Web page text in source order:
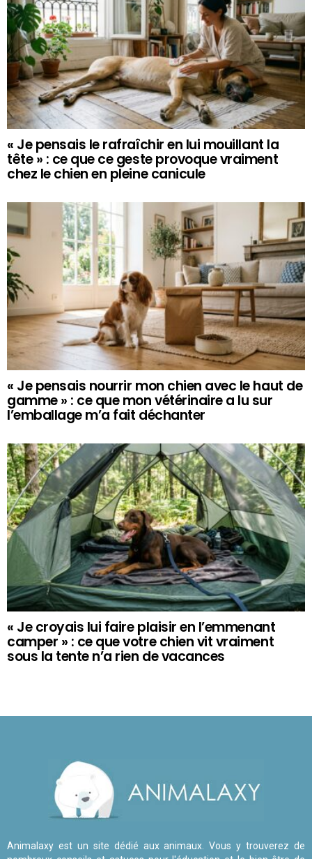
« Je pensais le rafraîchir en lui mouillant la
tête » : ce que ce geste provoque vraiment
chez le chien en pleine canicule
« Je pensais nourrir mon chien avec le haut de
gamme » : ce que mon vétérinaire a lu sur
l’emballage m’a fait déchanter
« Je croyais lui faire plaisir en l’emmenant
camper » : ce que votre chien vit vraiment
sous la tente n’a rien de vacances
Animalaxy est un site dédié aux animaux. Vous y trouverez de